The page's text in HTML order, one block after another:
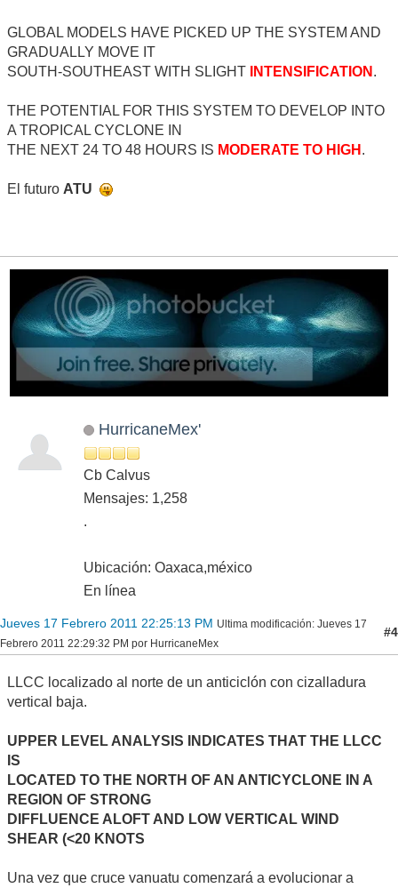
GLOBAL MODELS HAVE PICKED UP THE SYSTEM AND
GRADUALLY MOVE IT
SOUTH-SOUTHEAST WITH SLIGHT INTENSIFICATION .
THE POTENTIAL FOR THIS SYSTEM TO DEVELOP INTO
A TROPICAL CYCLONE IN
THE NEXT 24 TO 48 HOURS IS MODERATE TO HIGH .
El futuro ATU
HurricaneMex'
Cb Calvus
Mensajes: 1,258
.
Ubicación: Oaxaca,méxico
En línea
Jueves 17 Febrero 2011 22:25:13 PM Ultima modificación: Jueves 17
Febrero 2011 22:29:32 PM por HurricaneMex
#4
LLCC localizado al norte de un anticiclón con cizalladura
vertical baja.
UPPER LEVEL ANALYSIS INDICATES THAT THE LLCC
IS
LOCATED TO THE NORTH OF AN ANTICYCLONE IN A
REGION OF STRONG
DIFFLUENCE ALOFT AND LOW VERTICAL WIND
SHEAR (<20 KNOTS
Una vez que cruce vanuatu comenzará a evolucionar a